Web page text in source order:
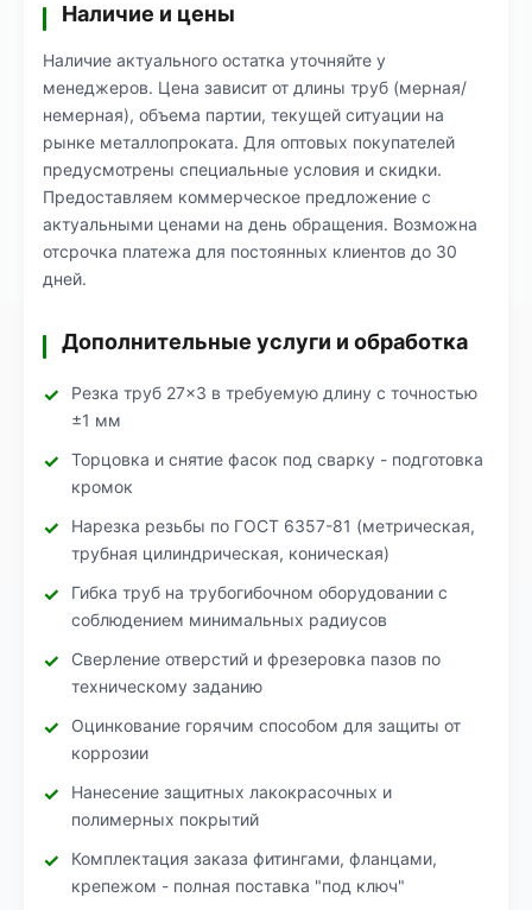
Наличие и цены
Наличие актуального остатка уточняйте у
менеджеров. Цена зависит от длины труб (мерная/
немерная), объема партии, текущей ситуации на
рынке металлопроката. Для оптовых покупателей
предусмотрены специальные условия и скидки.
Предоставляем коммерческое предложение с
актуальными ценами на день обращения. Возможна
отсрочка платежа для постоянных клиентов до 30
дней.
Дополнительные услуги и обработка
Резка труб 27×3 в требуемую длину с точностью
±1 мм
Торцовка и снятие фасок под сварку - подготовка
кромок
Нарезка резьбы по ГОСТ 6357-81 (метрическая,
трубная цилиндрическая, коническая)
Гибка труб на трубогибочном оборудовании с
соблюдением минимальных радиусов
Сверление отверстий и фрезеровка пазов по
техническому заданию
Оцинкование горячим способом для защиты от
коррозии
Нанесение защитных лакокрасочных и
полимерных покрытий
Комплектация заказа фитингами, фланцами,
крепежом - полная поставка "под ключ"